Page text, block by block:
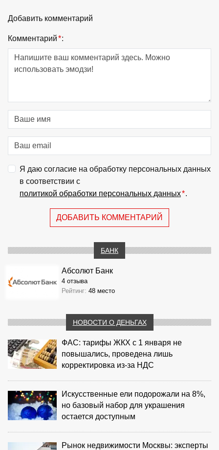
Добавить комментарий
Комментарий*:
Я даю согласие на обработку персональных данных
в соответствии с
политикой обработки персональных данных*.
ДОБАВИТЬ КОММЕНТАРИЙ
БАНК
Абсолют Банк
4 отзыва
Рейтинг: 48 место
НОВОСТИ О ДЕНЬГАХ
ФАС: тарифы ЖКХ с 1 января не
повышались, проведена лишь
корректировка из‑за НДС
Искусственные ели подорожали на 8%,
но базовый набор для украшения
остается доступным
Рынок недвижимости Москвы: эксперты